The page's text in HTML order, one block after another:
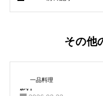
通信販売
その他
一品料理
豚汁